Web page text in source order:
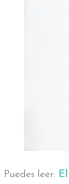
Puedes leer: